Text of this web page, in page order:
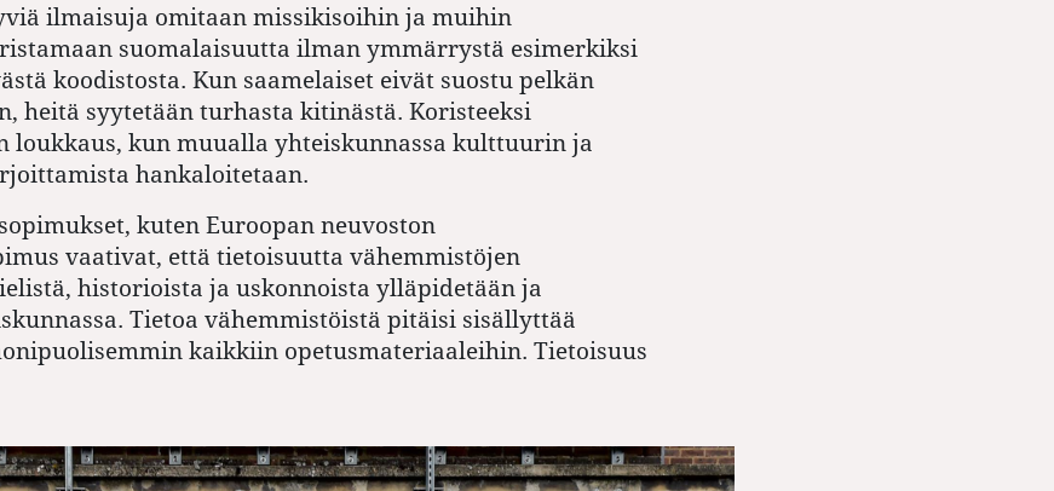
ilmaisuja omitaan missikisoihin ja muihin
suomalaisuutta ilman ymmärrystä esimerkiksi
koodistosta. Kun saamelaiset eivät suostu pelkän
heitä syytetään turhasta kitinästä. Koristeeksi
loukkaus, kun muualla yhteiskunnassa kulttuurin ja
hankaloitetaan.
kuten Euroopan neuvoston
vaativat, että tietoisuutta vähemmistöjen
historiois­ta ja uskonnoista ylläpidetään ja
Tietoa vähemmistöistä pitäisi sisällyttää
kaikkiin opetusmateriaaleihin. Tietoisuus